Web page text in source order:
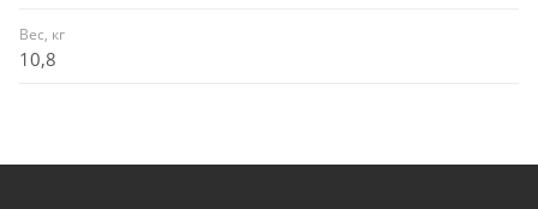
Вес, кг
10,8